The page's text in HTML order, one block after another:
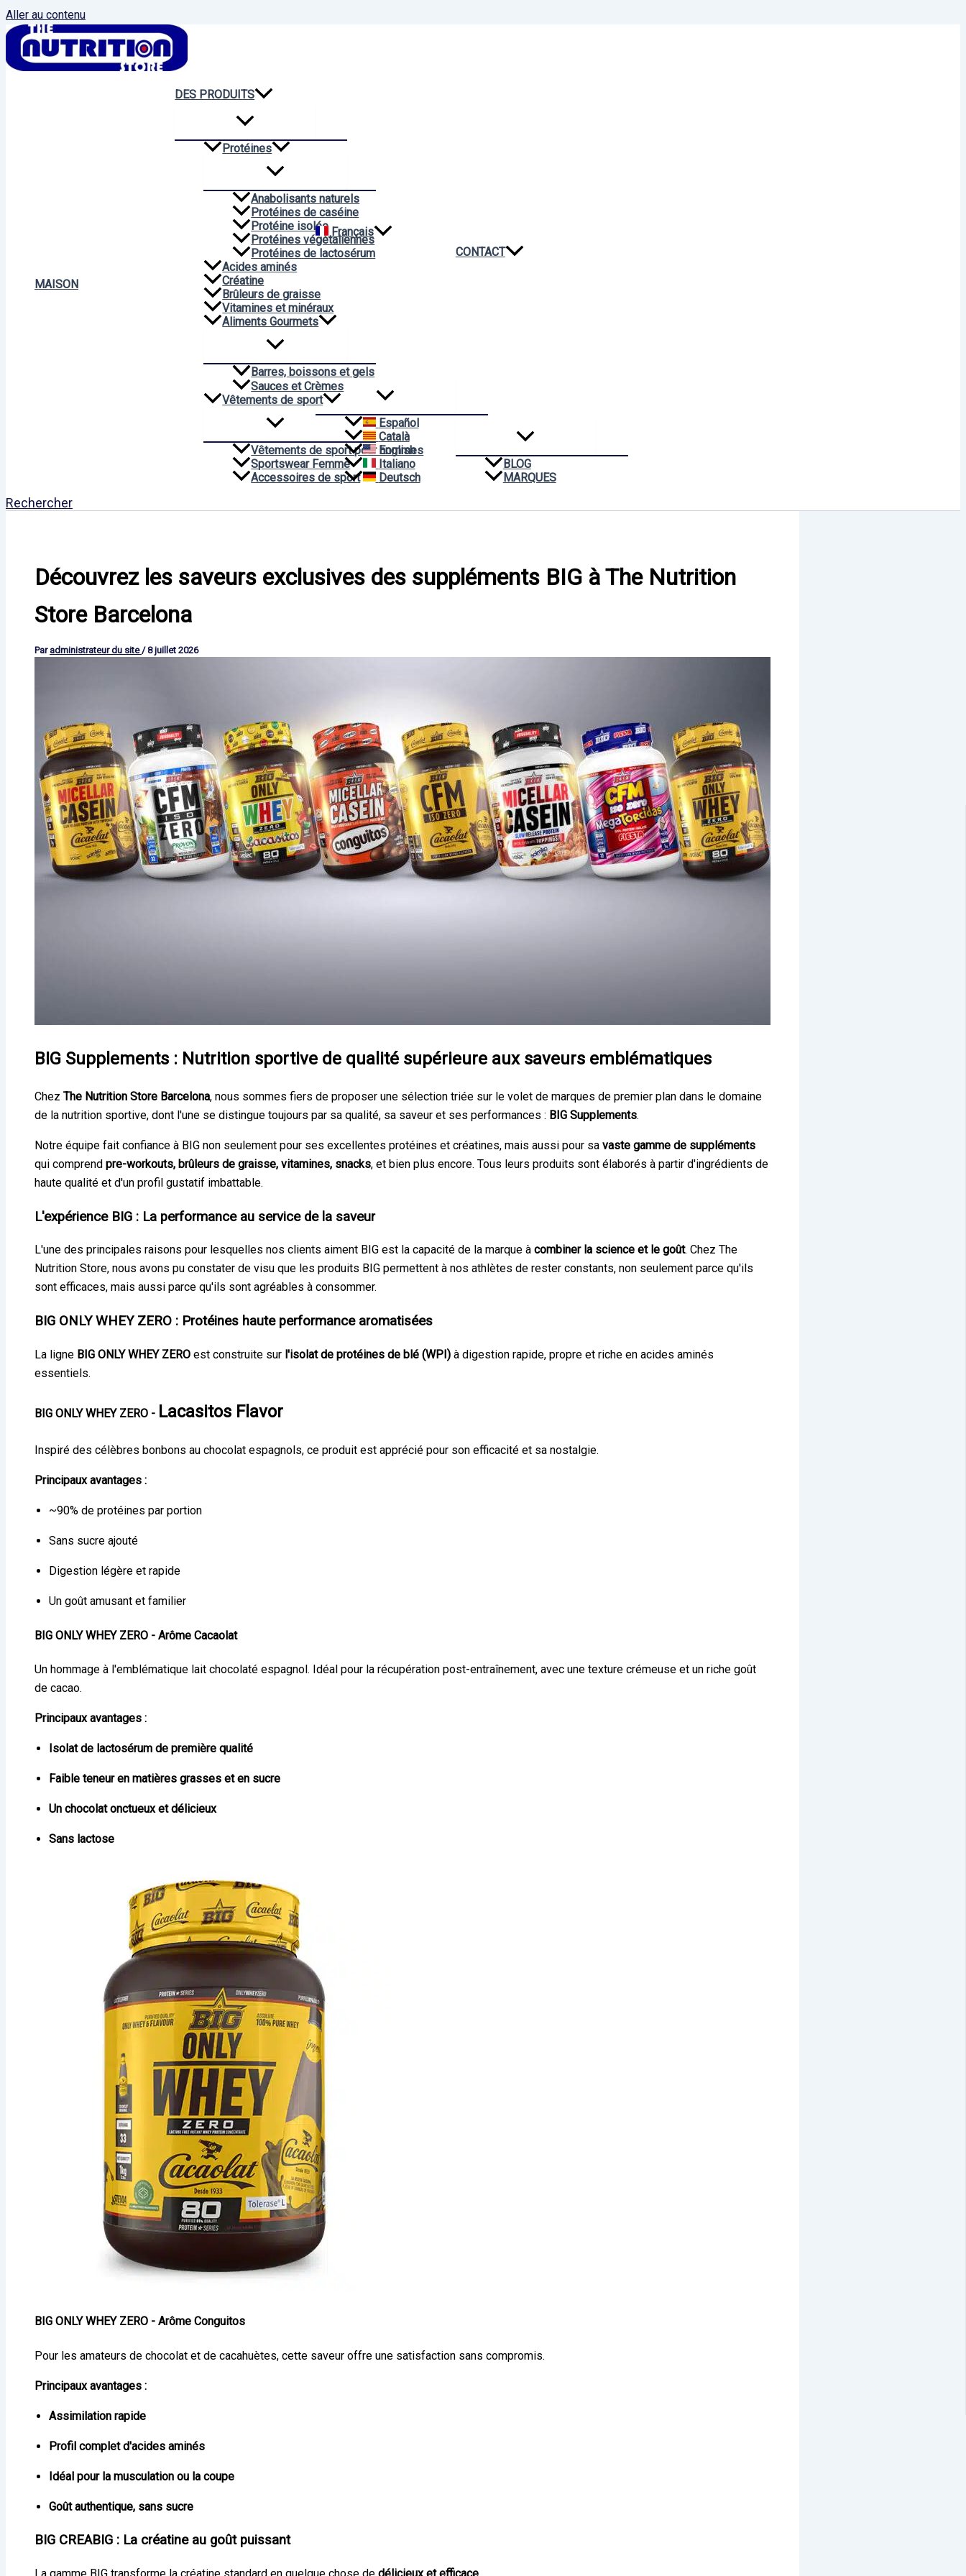
Aller au contenu
MAISON
DES PRODUITS
Protéines
Anabolisants naturels
Protéines de caséine
Protéine isolée
Protéines végétaliennes
Protéines de lactosérum
Acides aminés
Créatine
Brûleurs de graisse
Vitamines et minéraux
Aliments Gourmets
Barres, boissons et gels
Sauces et Crèmes
Vêtements de sport
Vêtements de sport pour hommes
Sportswear Femme
Accessoires de sport
Français
Español
Català
English
Italiano
Deutsch
CONTACT
BLOG
MARQUES
Rechercher
Découvrez les saveurs exclusives des suppléments BIG à The Nutrition
Store Barcelona
Par administrateur du site/8 juillet 2026
BIG Supplements : Nutrition sportive de qualité supérieure aux saveurs emblématiques
Chez The Nutrition Store Barcelona, nous sommes fiers de proposer une sélection triée sur le volet de marques de premier plan dans le domaine
de la nutrition sportive, dont l'une se distingue toujours par sa qualité, sa saveur et ses performances : BIG Supplements.
Notre équipe fait confiance à BIG non seulement pour ses excellentes protéines et créatines, mais aussi pour sa vaste gamme de suppléments
qui comprend pre-workouts, brûleurs de graisse, vitamines, snacks, et bien plus encore. Tous leurs produits sont élaborés à partir d'ingrédients de
haute qualité et d'un profil gustatif imbattable.
L'expérience BIG : La performance au service de la saveur
L'une des principales raisons pour lesquelles nos clients aiment BIG est la capacité de la marque à combiner la science et le goût. Chez The
Nutrition Store, nous avons pu constater de visu que les produits BIG permettent à nos athlètes de rester constants, non seulement parce qu'ils
sont efficaces, mais aussi parce qu'ils sont agréables à consommer.
BIG ONLY WHEY ZERO : Protéines haute performance aromatisées
La ligne BIG ONLY WHEY ZERO est construite sur l'isolat de protéines de blé (WPI) à digestion rapide, propre et riche en acides aminés
essentiels.
BIG ONLY WHEY ZERO - Lacasitos Flavor
Inspiré des célèbres bonbons au chocolat espagnols, ce produit est apprécié pour son efficacité et sa nostalgie.
Principaux avantages :
~90% de protéines par portion
Sans sucre ajouté
Digestion légère et rapide
Un goût amusant et familier
BIG ONLY WHEY ZERO - Arôme Cacaolat
Un hommage à l'emblématique lait chocolaté espagnol. Idéal pour la récupération post-entraînement, avec une texture crémeuse et un riche goût
de cacao.
Principaux avantages :
Isolat de lactosérum de première qualité
Faible teneur en matières grasses et en sucre
Un chocolat onctueux et délicieux
Sans lactose
BIG ONLY WHEY ZERO - Arôme Conguitos
Pour les amateurs de chocolat et de cacahuètes, cette saveur offre une satisfaction sans compromis.
Principaux avantages :
Assimilation rapide
Profil complet d'acides aminés
Idéal pour la musculation ou la coupe
Goût authentique, sans sucre
BIG CREABIG : La créatine au goût puissant